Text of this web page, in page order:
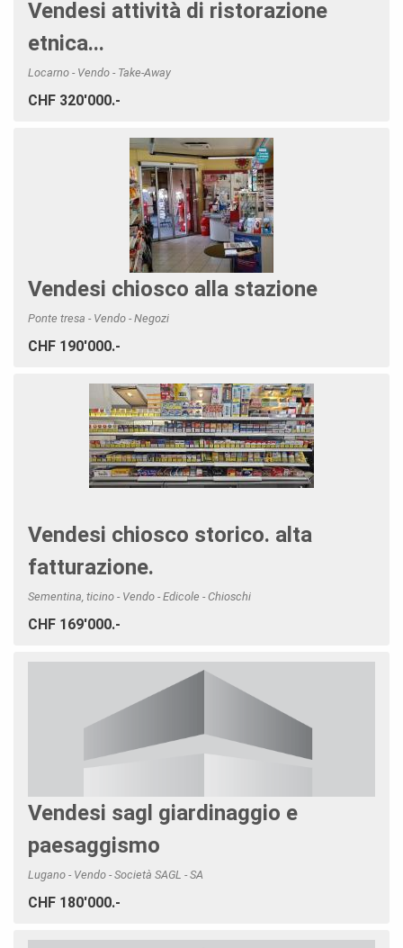
Vendesi attività di ristorazione
etnica...
Locarno - Vendo - Take-Away
CHF 320'000.-
Vendesi chiosco alla stazione
Ponte tresa - Vendo - Negozi
CHF 190'000.-
Vendesi chiosco storico. alta
fatturazione.
Sementina, ticino - Vendo - Edicole - Chioschi
CHF 169'000.-
Vendesi sagl giardinaggio e
paesaggismo
Lugano - Vendo - Società SAGL - SA
CHF 180'000.-